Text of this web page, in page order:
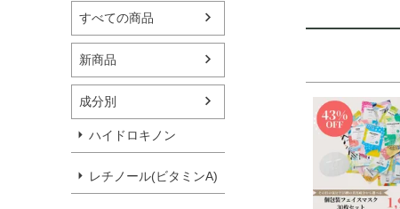
すべての商品
新商品
成分別
ハイドロキノン
レチノール(ビタミンA)